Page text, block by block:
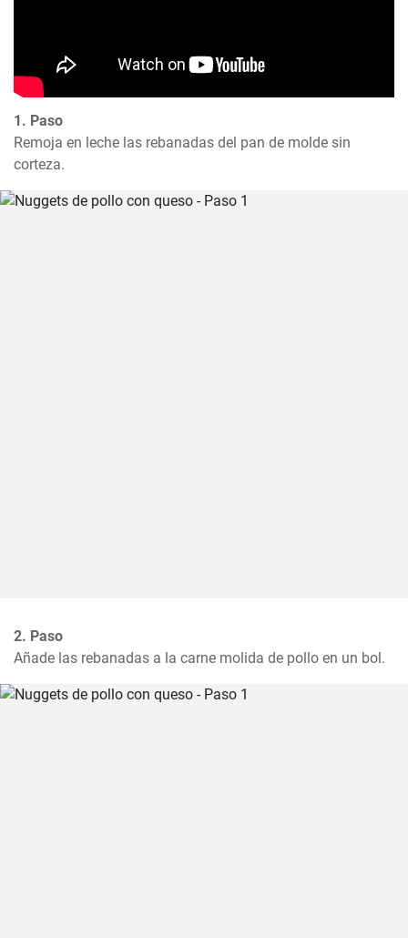
1. Paso
Remoja en leche las rebanadas del pan de molde sin
corteza.
2. Paso
Añade las rebanadas a la carne molida de pollo en un bol.